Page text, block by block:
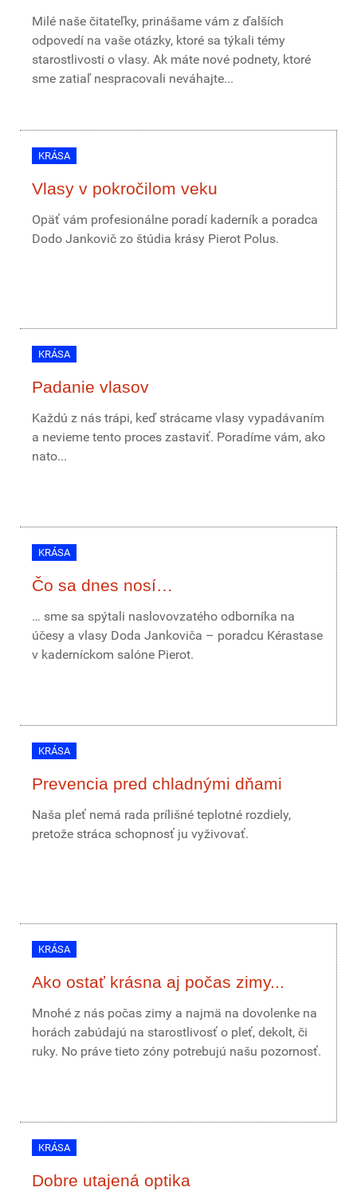
Milé naše čitateľky, prinášame vám z ďalších
odpovedí na vaše otázky, ktoré sa týkali témy
starostlivosti o vlasy. Ak máte nové podnety, ktoré
sme zatiaľ nespracovali neváhajte...
KRÁSA
Vlasy v pokročilom veku
Opäť vám profesionálne poradí kaderník a poradca
Dodo Jankovič zo štúdia krásy Pierot Polus.
KRÁSA
Padanie vlasov
Každú z nás trápi, keď strácame vlasy vypadávaním
a nevieme tento proces zastaviť. Poradíme vám, ako
nato...
KRÁSA
Čo sa dnes nosí…
… sme sa spýtali naslovovzatého odborníka na
účesy a vlasy Doda Jankoviča – poradcu Kérastase
v kaderníckom salóne Pierot.
KRÁSA
Prevencia pred chladnými dňami
Naša pleť nemá rada prílišné teplotné rozdiely,
pretože stráca schopnosť ju vyživovať.
KRÁSA
Ako ostať krásna aj počas zimy...
Mnohé z nás počas zimy a najmä na dovolenke na
horách zabúdajú na starostlivosť o pleť, dekolt, či
ruky. No práve tieto zóny potrebujú našu pozornosť.
KRÁSA
Dobre utajená optika